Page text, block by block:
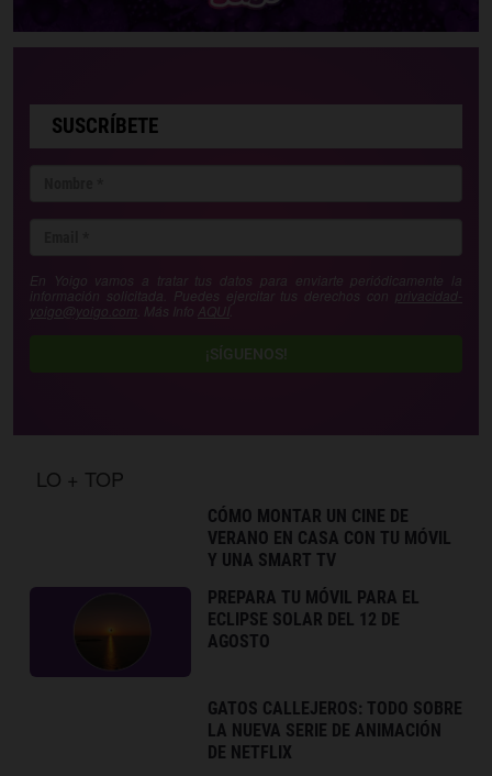
SUSCRÍBETE
En Yoigo vamos a tratar tus datos para enviarte periódicamente la
información solicitada. Puedes ejercitar tus derechos con privacidad-
yoigo@yoigo.com . Más Info AQUÍ
¡SÍGUENOS!
LO + TOP
CÓMO MONTAR UN CINE DE
VERANO EN CASA CON TU MÓVIL
Y UNA SMART TV
PREPARA TU MÓVIL PARA EL
ECLIPSE SOLAR DEL 12 DE
AGOSTO
GATOS CALLEJEROS: TODO SOBRE
LA NUEVA SERIE DE ANIMACIÓN
DE NETFLIX